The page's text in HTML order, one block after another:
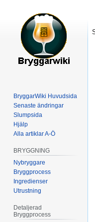
BryggarWiki Huvudsida
Senaste ändringar
Slumpsida
Hjälp
Alla artiklar A-Ö
BRYGGNING
Nybryggare
Bryggprocess
Ingredienser
Utrustning
Detaljerad
Bryggprocess